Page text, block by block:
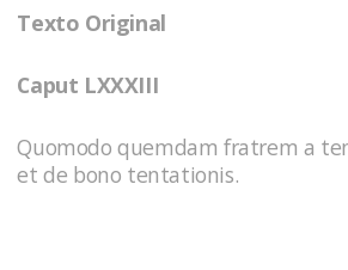
Texto Original
Caput LXXXIII
Quomodo quemdam fratrem a
et de bono tentationis.